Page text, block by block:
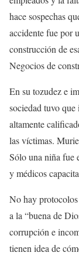
hace sospechas
accidente fue por
construcción de
Negocios de
En su tozudez e
sociedad tuvo
altamente
las víctimas.
Sólo una niña fue
y médicos
No hay
a la “buena de
corrupción e
tienen idea de